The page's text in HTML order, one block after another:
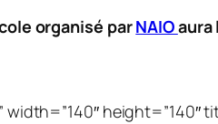
organisé parNAIOaura
height=”140″